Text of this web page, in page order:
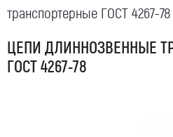
транспортерные ГОСТ 4267-78
ЦЕПИ ДЛИННОЗВЕННЫЕ
ГОСТ 4267-78